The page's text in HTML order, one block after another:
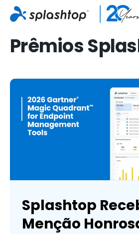
Prêmios
Splashtop
Menção